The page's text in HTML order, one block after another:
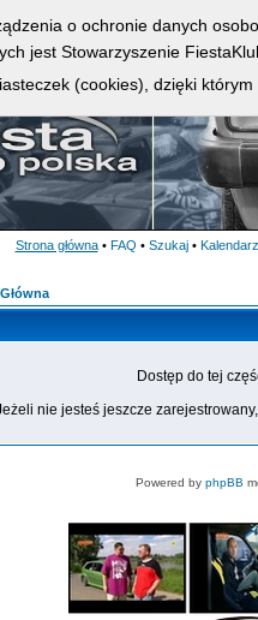
Strona główna • FAQ • Szukaj • Kalendarz
Dostęp do tej
nie jesteś jeszcze
Powered by phpBB
o ochronie danych
jest Stowarzyszenie
(cookies), dzięki